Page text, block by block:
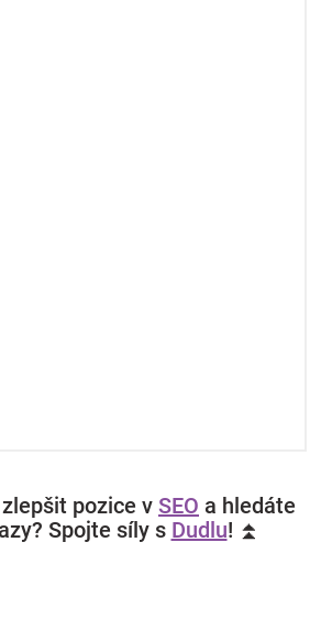
pozice v SEO a hledáte
Spojte síly s Dudlu! ⏫